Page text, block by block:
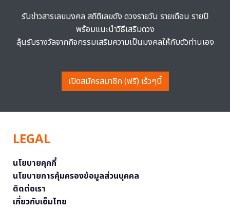
รับข่าวสารเลขมงคล สถิติเลขดัง ดวงรายวัน รายเดือน รายปี
พร้อมแนะนำวิธีเสริมดวง
ลุ้นรับรางวัลจากกิจกรรมเสริมความเป็นมงคลให้กับตัวท่านเอง
เปิดสมัครสมาชิก (ฟรี) เร็วๆนี้
LEGAL
นโยบายคุกกี้
นโยบายการคุ้มครองข้อมูลส่วนบุคคล
ติดต่อเรา
เกี่ยวกับเอ็มไทย